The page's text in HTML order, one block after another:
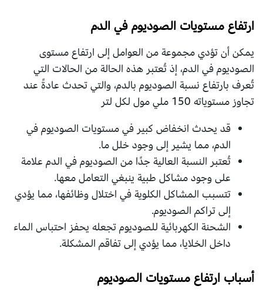
ارتفاع مستويات الصوديوم في الدم
يمكن أن تؤدي مجموعة من العوامل إلى ارتفاع مستوى
الصوديوم في الدم، إذ تُعتبر هذه الحالة من الحالات التي
تُعرف بارتفاع نسبة الصوديوم بالدم، والتي تحدث عادةً عند
تجاوز مستوياته 150 ملي مول لكل لتر
قد يحدث انخفاض كبير في مستويات الصوديوم في
الدم، مما يشير إلى وجود خلل ما.
تُعتبر النسبة العالية جدًا من الصوديوم في الدم علامة
على وجود مشاكل طبية ينبغي التعامل معها.
تتسبب المشاكل الكلوية في اختلال وظائفها، مما يؤدي
إلى تراكم الصوديوم.
الشحنة الكهربائية للصوديوم تجعله يحفز احتباس الماء
داخل الخلايا، مما يؤدي إلى تفاقم المشكلة.
أسباب ارتفاع مستويات الصوديوم